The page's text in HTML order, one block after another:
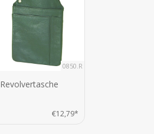
0850.R
Revolvertasche
€12,79*